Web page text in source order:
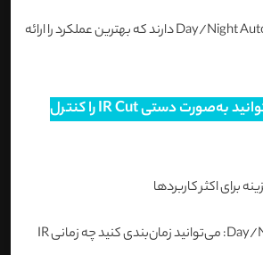
بعضی مدل‌ها حالت Day/Night Auto دارند که بهترین عملکرد را ارائه
در برخی مدل‌ها می‌توانید به‌صورت دستی IR Cut را کنترل
حالت Day/Night Schedule: می‌توانید زمان‌بندی کنید چه زمانی IR